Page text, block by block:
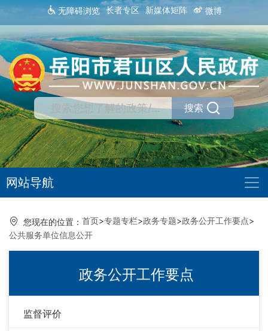
无障碍浏览 长者专区 新媒体矩阵 微博
搜索
网站导航
您现在的位置： 首页>专题专栏>政务专题>政务公开工作要点>
公共服务单位信息公开
政务公开工作要点
监督评价